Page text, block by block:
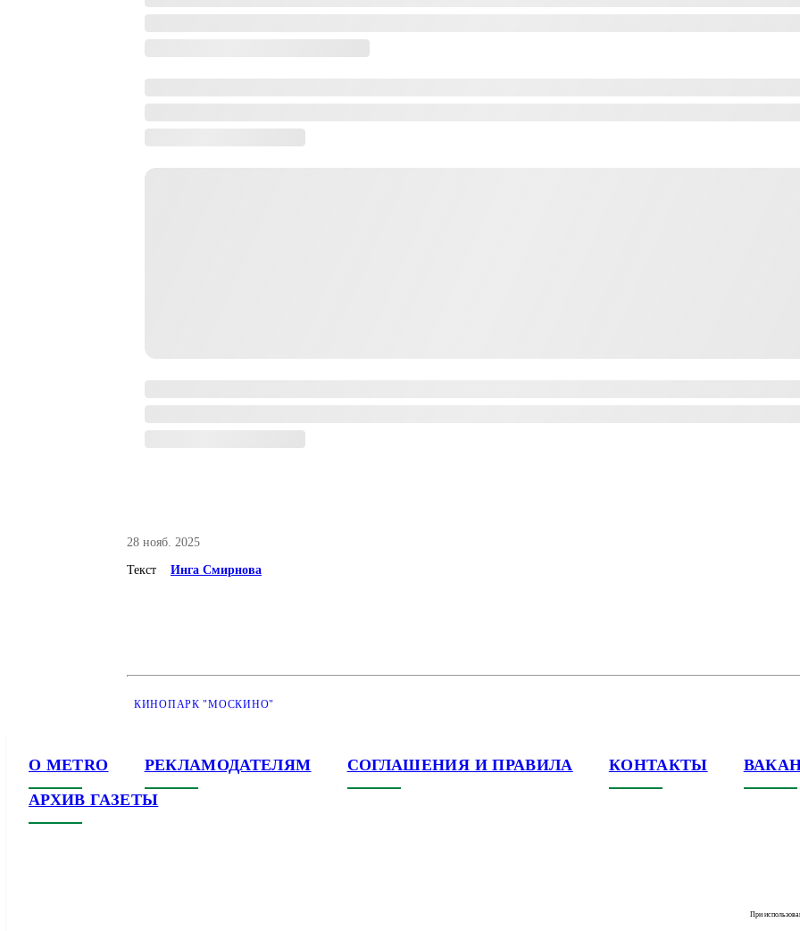
28 нояб. 2025
Текст Инга Смирнова
КИНОПАРК "МОСКИНО"
О METRO РЕКЛАМОДАТЕЛЯМ СОГЛАШЕНИЯ И ПРАВИЛА КОНТАКТЫ
АРХИВ ГАЗЕТЫ
При